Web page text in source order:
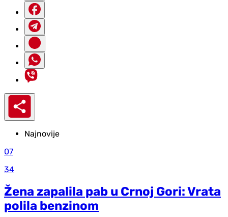
Najnovije
07
34
Žena zapalila pab u Crnoj Gori: Vrata
polila benzinom